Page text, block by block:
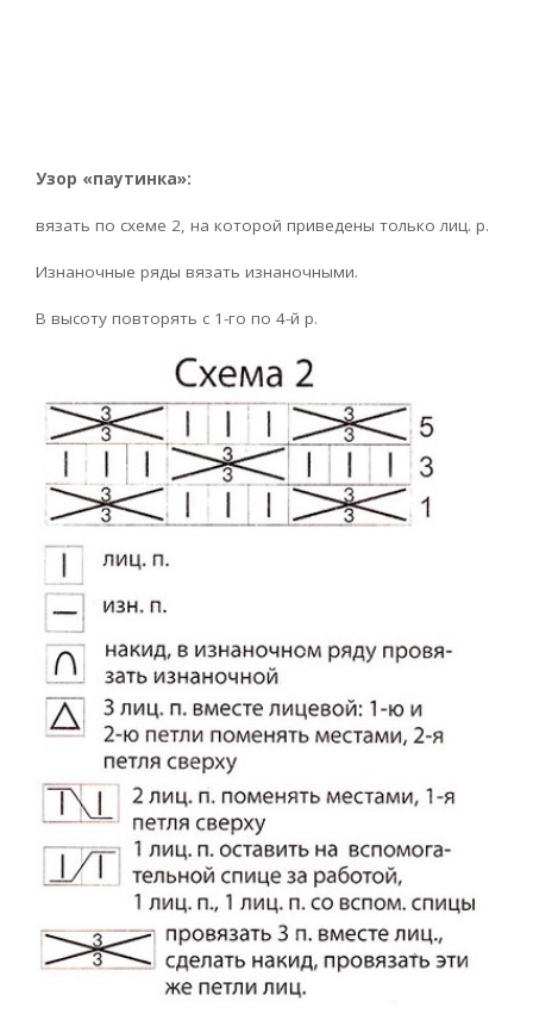
Узор «паутинка»:
вязать по схеме 2, на которой приведены только лиц. р.
Изнаночные ряды вязать изнаночными.
В высоту повторять с 1-го по 4-й р.